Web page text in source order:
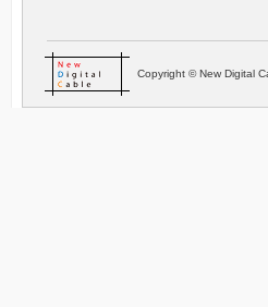
Copyright © New Digital